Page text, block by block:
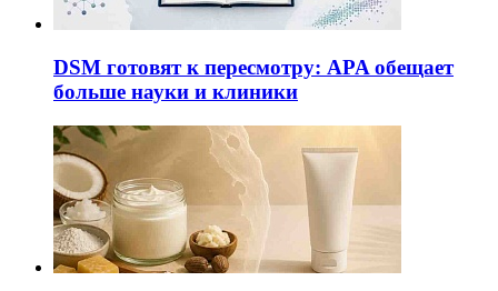
DSM готовят к пересмотру: APA обещает
больше науки и клиники